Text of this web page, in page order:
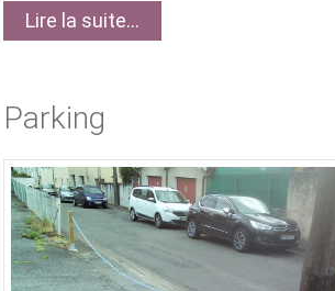
Lire la suite...
Parking